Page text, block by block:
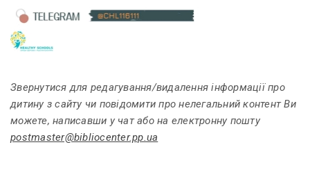
Звернутися для редагування/видалення інформації про
дитину з сайту чи повідомити про нелегальний контент Ви
можете, написавши у чат або на електронну пошту
postmaster@bibliocenter.pp.ua